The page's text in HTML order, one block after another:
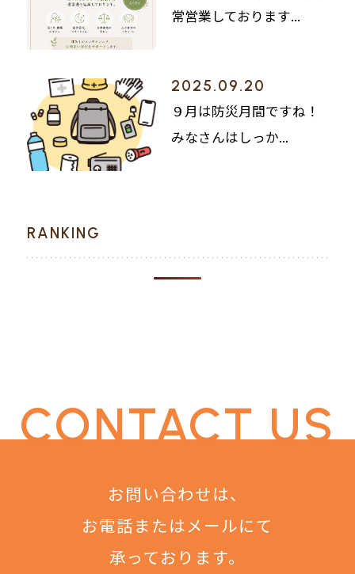
常営業しております...
2025.09.20
９月は防災月間ですね！
みなさんはしっか...
RANKING
CONTACT US
お問い合わせは、
お電話またはメールにて
承っております。